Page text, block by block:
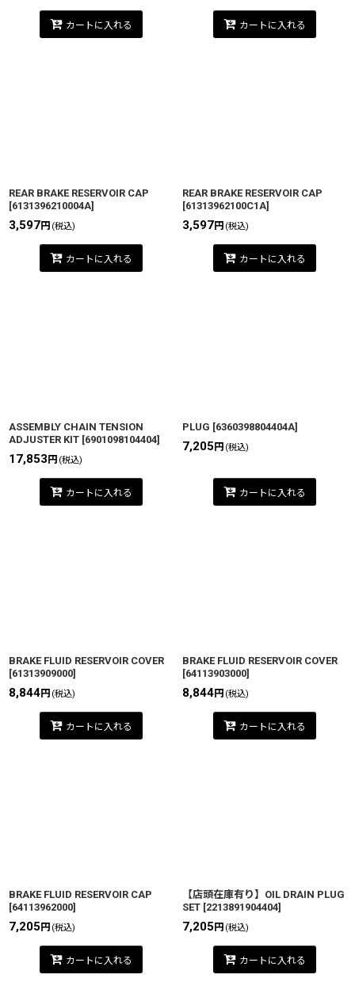
カートに入れる カートに入れる
REAR BRAKE RESERVOIR CAP
[6131396210004A]
3,597円 (税込)
カートに入れる
REAR BRAKE RESERVOIR CAP
[61313962100C1A]
3,597円 (税込)
カートに入れる
ASSEMBLY CHAIN TENSION
ADJUSTER KIT [6901098104404]
17,853 円 (税込)
カートに入れる
PLUG [6360398804404A]
7,205 円 (税込)
カートに入れる
BRAKE FLUID RESERVOIR COVER
[61313909000]
8,844円 (税込)
カートに入れる
BRAKE FLUID RESERVOIR COVER
[64113903000]
8,844円 (税込)
カートに入れる
BRAKE FLUID RESERVOIR CAP
[64113962000]
7,205 円 (税込)
カートに入れる
【店頭在庫有り】OIL DRAIN PLUG
SET [2213891904404]
7,205 円 (税込)
カートに入れる